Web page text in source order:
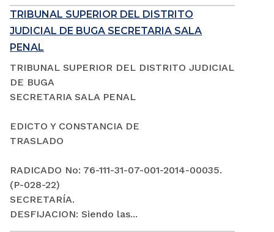
TRIBUNAL SUPERIOR DEL DISTRITO
JUDICIAL DE BUGA SECRETARIA SALA
PENAL
TRIBUNAL SUPERIOR DEL DISTRITO JUDICIAL
DE BUGA
SECRETARIA SALA PENAL
EDICTO Y CONSTANCIA DE
TRASLADO
RADICADO No: 76-111-31-07-001-2014-00035.
(P-028-22)
SECRETARÍA.
DESFIJACION: Siendo las...